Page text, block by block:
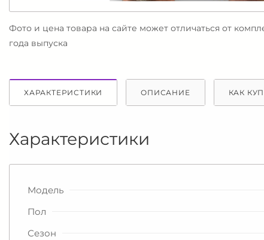
Фото и цена товара на сайте может отличаться от
года выпуска
ХАРАКТЕРИСТИКИ ОПИСАНИЕ КАК
Характеристики
Модель
Пол
Сезон